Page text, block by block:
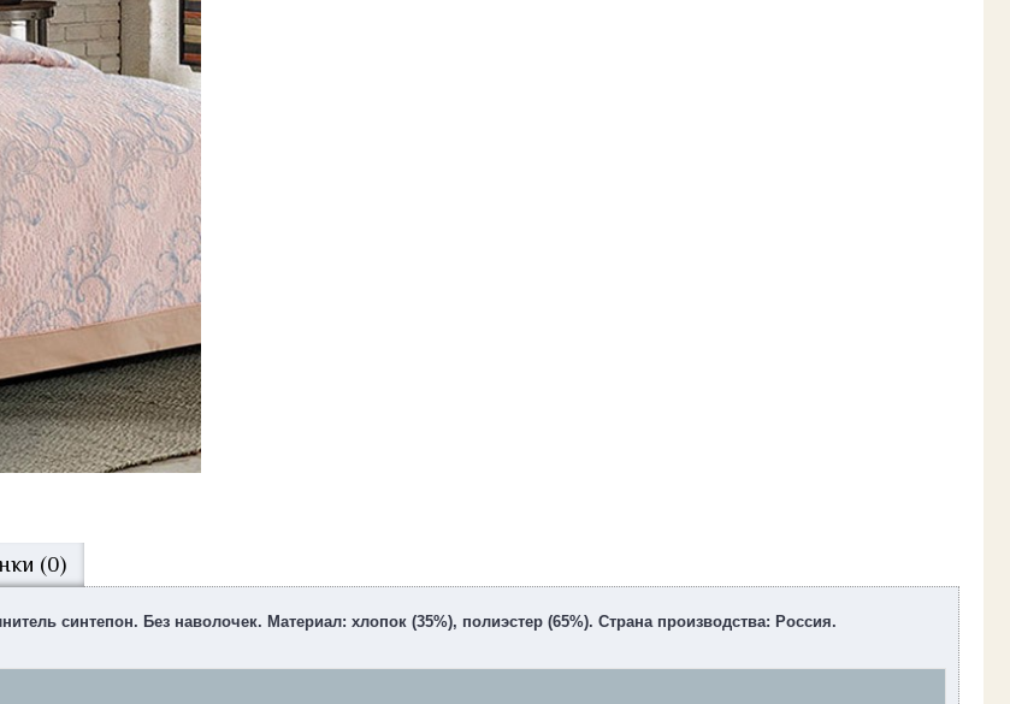
(0)
синтепон. Без наволочек. Материал: хлопок (35%), полиэстер (65%). Страна производства: Россия.